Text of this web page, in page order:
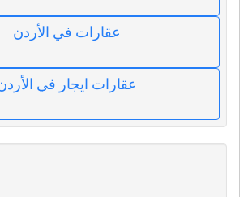
عقارات في الأردن
عقارات ايجار في الأردن